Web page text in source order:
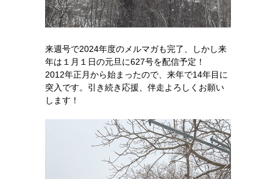
来週号で2024年度のメルマガも完了、しかし来
年は１月１日の元旦に627号を配信予定！
2012年正月から始まったので、来年で14年目に
突入です。引き続き応援、伴走よろしくお願い
します！